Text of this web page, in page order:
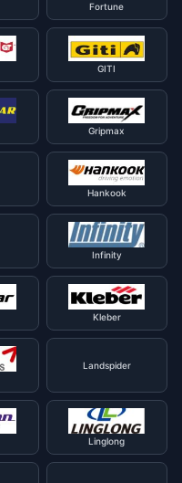
Fortune
GITI
Gripmax
Hankook
Infinity
Kleber
Landspider
Linglong